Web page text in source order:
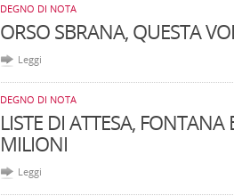
DEGNO DI NOTA
ORSO SBRANA, QUESTA
Leggi
DEGNO DI NOTA
LISTE DI ATTESA,
MILIONI
Leggi